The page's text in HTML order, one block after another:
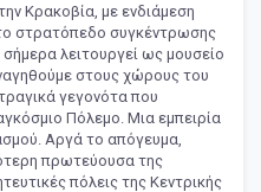
Κρακοβία, με ενδιάμεση
στρατόπεδο συγκέντρωσης
λειτουργεί ως μουσείο
στους χώρους του
γεγονότα που
Πόλεμο. Μια εμπειρία
Αργά το απόγευμα,
πρωτεύουσα της
πόλεις της Κεντρικής